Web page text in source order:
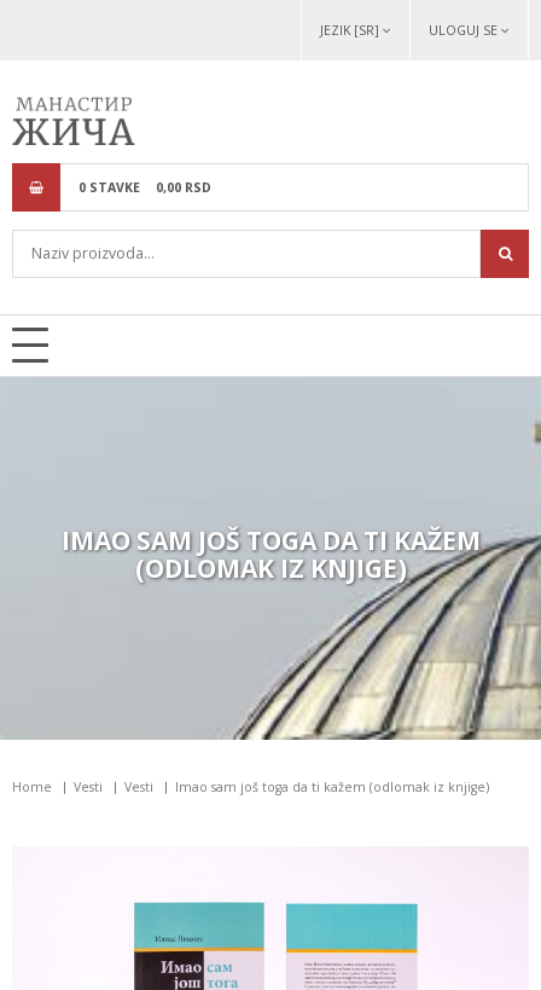
JEZIK [SR] ULOGUJ SE
0 STAVKE 0,00 RSD
IMAO SAM JOŠ TOGA DA TI KAŽEM
(ODLOMAK IZ KNJIGE)
Home Vesti Vesti Imao sam još toga da ti kažem (odlomak iz knjige)